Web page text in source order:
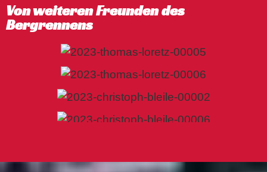
Von weiteren Freunden des
Bergrennens